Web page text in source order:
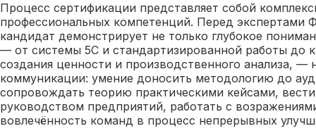
Процесс сертификации представляет собой
профессиональных компетенций. Перед экспертами
кандидат демонстрирует не только глубокое
— от системы 5С и стандартизированной работы до
создания ценности и производственного анализа, —
коммуникации: умение доносить методологию до
сопровождать теорию практическими кейсами,
руководством предприятий, работать с
вовлечённость команд в процесс непрерывных